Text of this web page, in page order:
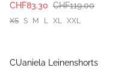
CHF83.30 CHF119.00
XS S M L XL XXL
CUaniela Leinenshorts